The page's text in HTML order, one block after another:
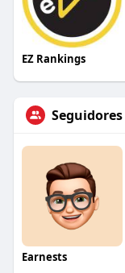
EZ Rankings
Seguidores
Earnests